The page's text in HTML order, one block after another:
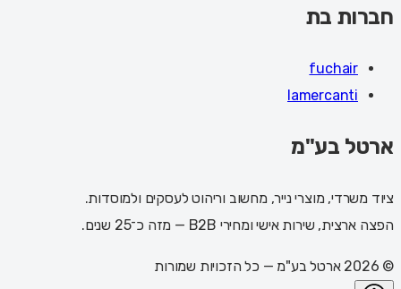
חברות בת
fuchair
lamercanti
ארטל בע"מ
ציוד משרדי, מוצרי נייר, מחשוב וריהוט לעסקים ולמוסדות.
הפצה ארצית, שירות אישי ומחירי B2B — מזה כ־25 שנים.
©
2026 ארטל בע"מ — כל הזכויות שמורות